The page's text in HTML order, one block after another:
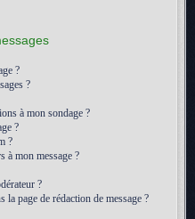
?
?
à mon sondage ?
?
?
à mon message ?
?
page de rédaction de message ?